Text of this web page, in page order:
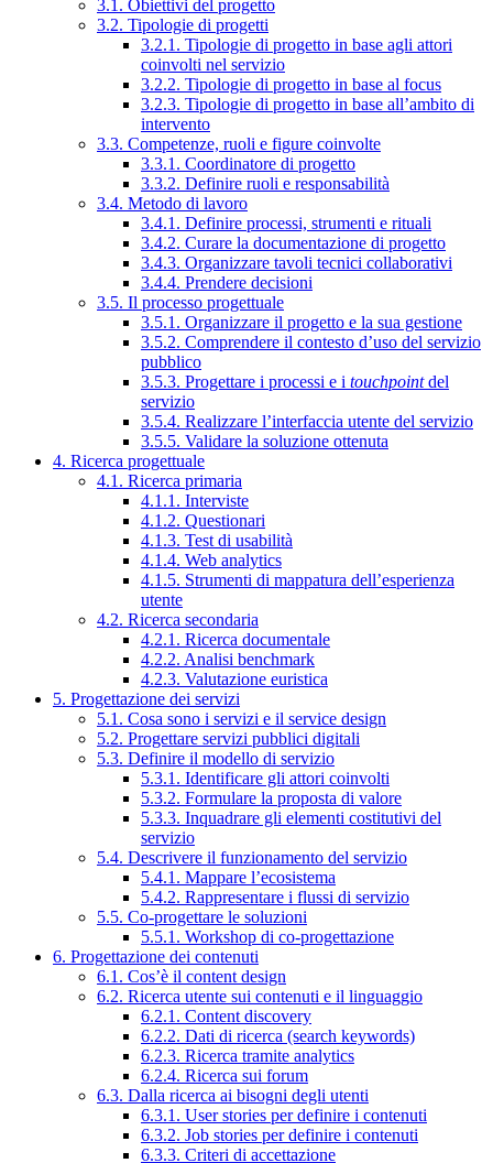
3.1. Obiettivi del progetto
3.2. Tipologie di progetti
3.2.1. Tipologie di progetto in base agli attori
coinvolti nel servizio
3.2.2. Tipologie di progetto in base al focus
3.2.3. Tipologie di progetto in base all’ambito di
intervento
3.3. Competenze, ruoli e figure coinvolte
3.3.1. Coordinatore di progetto
3.3.2. Definire ruoli e responsabilità
3.4. Metodo di lavoro
3.4.1. Definire processi, strumenti e rituali
3.4.2. Curare la documentazione di progetto
3.4.3. Organizzare tavoli tecnici collaborativi
3.4.4. Prendere decisioni
3.5. Il processo progettuale
3.5.1. Organizzare il progetto e la sua gestione
3.5.2. Comprendere il contesto d’uso del servizio
pubblico
3.5.3. Progettare i processi e i touchpointdel
servizio
3.5.4. Realizzare l’interfaccia utente del servizio
3.5.5. Validare la soluzione ottenuta
4. Ricerca progettuale
4.1. Ricerca primaria
4.1.1. Interviste
4.1.2. Questionari
4.1.3. Test di usabilità
4.1.4. Web analytics
4.1.5. Strumenti di mappatura dell’esperienza
utente
4.2. Ricerca secondaria
4.2.1. Ricerca documentale
4.2.2. Analisi benchmark
4.2.3. Valutazione euristica
5. Progettazione dei servizi
5.1. Cosa sono i servizi e il service design
5.2. Progettare servizi pubblici digitali
5.3. Definire il modello di servizio
5.3.1. Identificare gli attori coinvolti
5.3.2. Formulare la proposta di valore
5.3.3. Inquadrare gli elementi costitutivi del
servizio
5.4. Descrivere il funzionamento del servizio
5.4.1. Mappare l’ecosistema
5.4.2. Rappresentare i flussi di servizio
5.5. Co-progettare le soluzioni
5.5.1. Workshop di co-progettazione
6. Progettazione dei contenuti
6.1. Cos’è il content design
6.2. Ricerca utente sui contenuti e il linguaggio
6.2.1. Content discovery
6.2.2. Dati di ricerca (search keywords)
6.2.3. Ricerca tramite analytics
6.2.4. Ricerca sui forum
6.3. Dalla ricerca ai bisogni degli utenti
6.3.1. User stories per definire i contenuti
6.3.2. Job stories per definire i contenuti
6.3.3. Criteri di accettazione